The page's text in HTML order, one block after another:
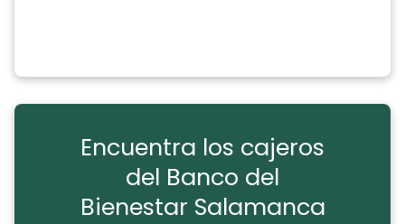
Encuentra los cajeros
del Banco del
Bienestar Salamanca